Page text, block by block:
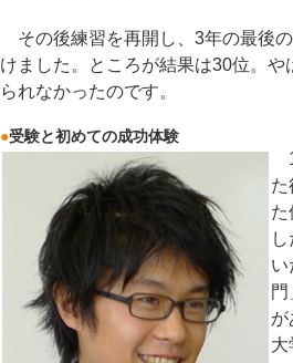
その後練習を再開し、3年の最後
けました。ところが結果は30位。や
られなかったのです。
●受験と初めての成功体験
た
た
い
が
大